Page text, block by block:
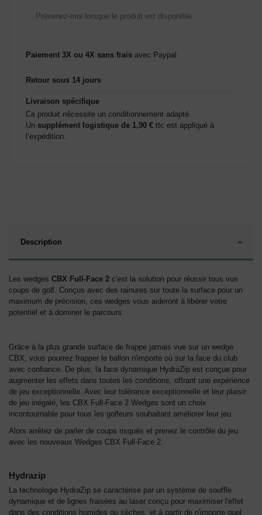
Paiement 3X ou 4X sans frais avec Paypal
Retour sous 14 jours
Livraison spécifique
Ce produit nécessite un conditionnement adapté.
Un supplément logistique de 1,90 € ttc est appliqué à
l’expédition.
Description
Les wedges CBX Full-Face 2 c'est la solution pour réussir tous vos
coups de golf. Conçus avec des rainures sur toute la surface pour un
maximum de précision, ces wedges vous aideront à libérer votre
potentiel et à dominer le parcours.
Grâce à la plus grande surface de frappe jamais vue sur un wedge
CBX, vous pourrez frapper le ballon n'importe où sur la face du club
avec confiance. De plus, la face dynamique HydraZip est conçue pour
augmenter les effets dans toutes les conditions, offrant une expérience
de jeu exceptionnelle. Avec leur tolérance exceptionnelle et leur plaisir
de jeu inégalé, les CBX Full-Face 2 Wedges sont un choix
incontournable pour tous les golfeurs souhaitant améliorer leur jeu.
Alors arrêtez de parler de coups risqués et prenez le contrôle du jeu
avec les nouveaux Wedges CBX Full-Face 2.
Hydrazip
La technologie HydraZip se caractérise par un système de souffle
dynamique et de lignes fraisées au laser conçu pour maximiser l'effet
dans des conditions humides ou sèches, et à partir de n'importe quel